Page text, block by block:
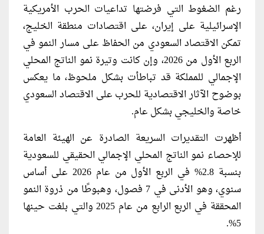
رغم الضغوط التي فرضتها تداعيات الحرب الأمريكية
الإسرائيلية على إيران، على اقتصادات منطقة الخليج،
تمكن الاقتصاد السعودي من الحفاظ على مسار النمو في
الربع الأول من 2026، وإن كانت وتيرة نمو الناتج المحلي
الإجمالي للمملكة قد تباطأت بشكل ملحوظ، ما يعكس
بوضوح الآثار الاقتصادية للحرب على الاقتصاد السعودي
خاصة والخليجي بشكل عام.
أظهرت التقديرات السريعة الصادرة عن الهيئة العامة
للإحصاء نمو الناتج المحلي الإجمالي الحقيقي للسعودية
بنسبة 2.8% في الربع الأول من عام 2026 على أساس
سنوي، وهو الأدنى في 7 فصول، وهبوطًا من ذروة النمو
المحققة في الربع الرابع من عام 2025 والتي بلغت حينها
5%.